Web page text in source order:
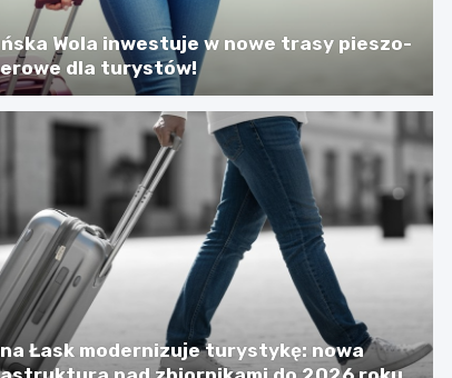
Wola inwestuje w nowe trasy pieszo-
dla turystów!
Łask modernizuje turystykę: nowa